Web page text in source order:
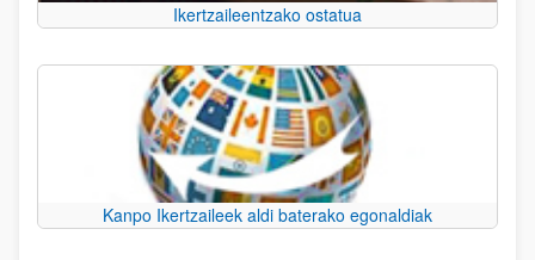
Ikertzaileentzako ostatua
Kanpo Ikertzaileek aldi baterako egonaldiak